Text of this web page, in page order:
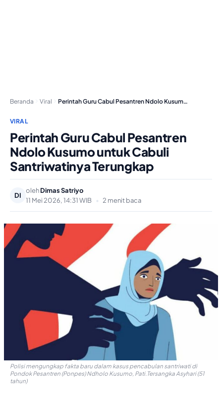
Beranda Viral Perintah Guru Cabul Pesantren Ndolo Kusumo untuk Cabuli…
VIRAL
Perintah Guru Cabul Pesantren
Ndolo Kusumo untuk Cabuli
Santriwatinya Terungkap
DI
olehDimas Satriyo
11 Mei 2026, 14:31 WIB
• 2 menit baca
Polisi mengungkap fakta baru dalam kasus pencabulan santriwati di
Pondok Pesantren (Ponpes) Ndholo Kusumo, Pati.Tersangka Asyhari (51
tahun)